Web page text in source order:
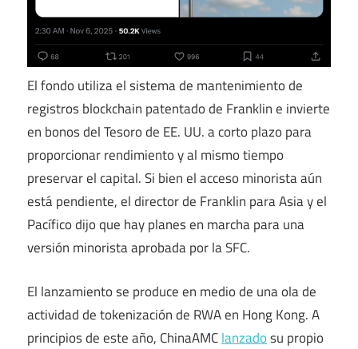
El fondo utiliza el sistema de mantenimiento de
registros blockchain patentado de Franklin e invierte
en bonos del Tesoro de EE. UU. a corto plazo para
proporcionar rendimiento y al mismo tiempo
preservar el capital. Si bien el acceso minorista aún
está pendiente, el director de Franklin para Asia y el
Pacífico dijo que hay planes en marcha para una
versión minorista aprobada por la SFC.
El lanzamiento se produce en medio de una ola de
actividad de tokenización de RWA en Hong Kong. A
principios de este año, ChinaAMClanzadosu propio